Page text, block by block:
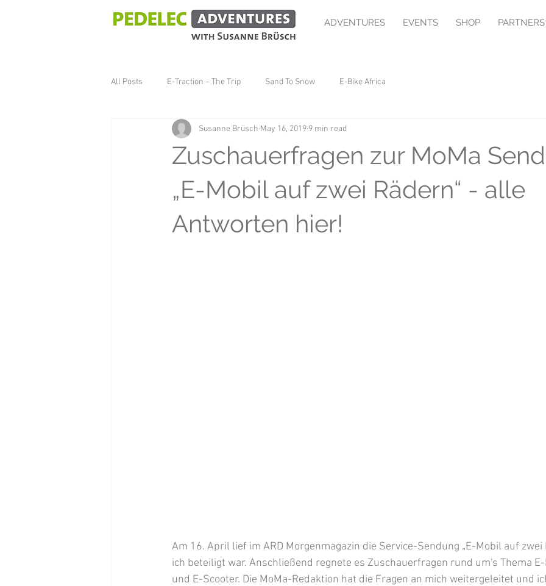
ADVENTURES EVENTS SHOP PARTNERS
All Posts E-Traction – The Trip Sand To Snow E-Bike Africa
Zuschauerfragen zur MoMa
„E-Mobil auf zwei Rädern“ - alle
Antworten hier!
Susanne Brüsch May 16, 2019 9 min read
Am 16. April lief im ARD Morgenmagazin die Service-Sendung „E-Mobil auf zwei
ich beteiligt war. Anschließend regnete es Zuschauerfragen rund um's Thema
und E-Scooter. Die MoMa-Redaktion hat die Fragen an mich weitergeleitet und